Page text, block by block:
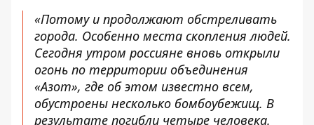
«Потому и продолжают обстреливать
города. Особенно места скопления людей.
Сегодня утром россияне вновь открыли
огонь по территории объединения
«Азот», где об этом известно всем,
обустроены несколько бомбоубежищ. В
результате погибли четыре человека.